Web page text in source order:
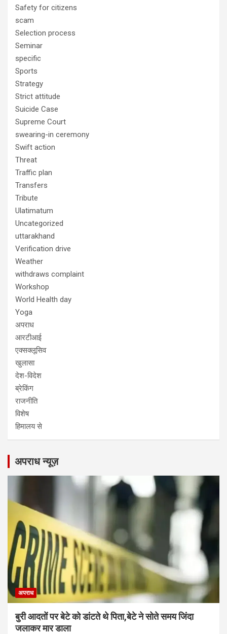
Safety for citizens
scam
Selection process
Seminar
specific
Sports
Strategy
Strict attitude
Suicide Case
Supreme Court
swearing-in ceremony
Swift action
Threat
Traffic plan
Transfers
Tribute
Ulatimatum
Uncategorized
uttarakhand
Verification drive
Weather
withdraws complaint
Workshop
World Health day
Yoga
अपराध
आरटीआई
एक्सक्लूसिव
खुलासा
देश-विदेश
ब्रेकिंग
राजनीति
विशेष
हिमालय से
अपराध न्यूज़
अपराध
बुरी आदतों पर बेटे को डांटते थे पिता,बेटे ने सोते समय जिंदा
जलाकर मार डाला